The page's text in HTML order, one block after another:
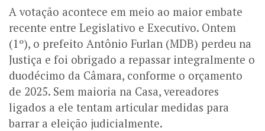
A votação acontece em meio ao maior embate
recente entre Legislativo e Executivo. Ontem
(1º), o prefeito Antônio Furlan (MDB) perdeu na
Justiça e foi obrigado a repassar integralmente o
duodécimo da Câmara, conforme o orçamento
de 2025. Sem maioria na Casa, vereadores
ligados a ele tentam articular medidas para
barrar a eleição judicialmente.